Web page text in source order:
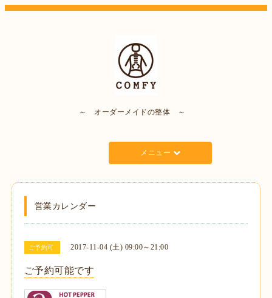
～ オーダーメイドの整体 ～
メニュー
営業カレンダー
ご予約可 2017-11-04 (土) 09:00～21:00
ご予約可能です